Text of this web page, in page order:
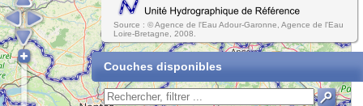
Source : © Agence de l'Eau Adour-Garonne, Agence de l'Eau
Loire-Bretagne, 2008.
Couches disponibles